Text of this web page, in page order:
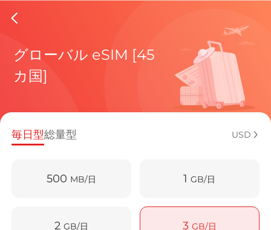
Greece
現在の目
eSIMの利
グローバル eSIM [45
カ国]
毎日型総量型 USD
500 MB/日 1GB/日
2GB/日 3 GB/日